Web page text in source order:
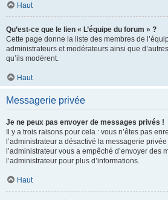
Haut
Qu’est-ce que le lien « L’équipe du forum » ?
Cette page donne la liste des membres de
administrateurs et modérateurs ainsi que
qu’ils modèrent.
Haut
Messagerie privée
Je ne peux pas envoyer de messages privés !
Il y a trois raisons pour cela : vous n’êtes pas
l’administrateur a désactivé la messagerie
l’administrateur vous a empêché d’envoyer des
l’administrateur pour plus d’informations.
Haut